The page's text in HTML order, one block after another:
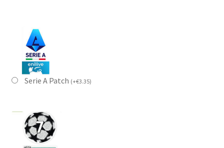
Serie A Patch (+€3.35)